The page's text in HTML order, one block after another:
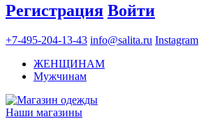
Регистрация Войти
+7-495-204-13-43 info@salita.ru Instagram
ЖЕНЩИНАМ
Мужчинам
Наши магазины